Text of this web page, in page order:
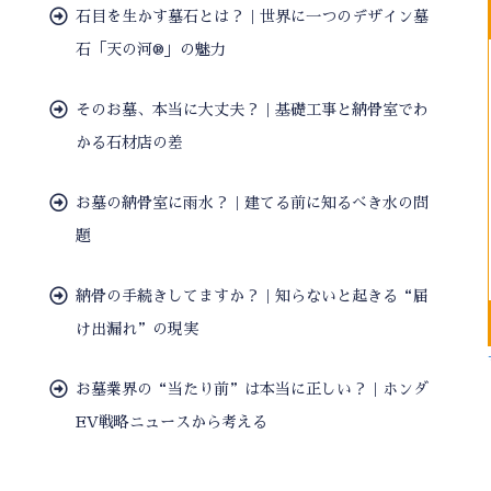
石目を生かす墓石とは？｜世界に一つのデザイン墓
石「天の河®」の魅力
そのお墓、本当に大丈夫？｜基礎工事と納骨室でわ
かる石材店の差
お墓の納骨室に雨水？｜建てる前に知るべき水の問
題
納骨の手続きしてますか？｜知らないと起きる“届
け出漏れ”の現実
お墓業界の“当たり前”は本当に正しい？｜ホンダ
EV戦略ニュースから考える